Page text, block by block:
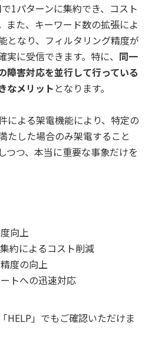
1パターンに集約でき、コスト
また、キーワード数の拡張によ
となり、フィルタリング精度が
に受信できます。特に、 同一
障害対応を並行して行っている
なメリット となります。
による架電機能により、特定の
した場合のみ架電すること
つつ、本当に重要な事象だけを
向上
約によるコスト削減
度の向上
トへの迅速対応
HELP」でもご確認いただけま